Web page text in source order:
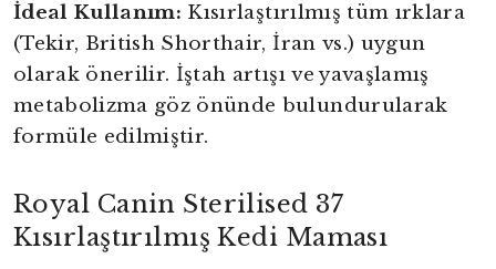
İdeal Kullanım: Kısırlaştırılmış tüm ırklara
(Tekir, British Shorthair, İran vs.) uygun
olarak önerilir. İştah artışı ve yavaşlamış
metabolizma göz önünde bulundurularak
formüle edilmiştir.
Royal Canin Sterilised 37
Kısırlaştırılmış Kedi Maması